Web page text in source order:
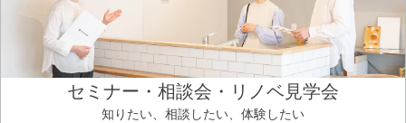
セミナー・相談会・リノベ見学会
知りたい、相談したい、体験したい